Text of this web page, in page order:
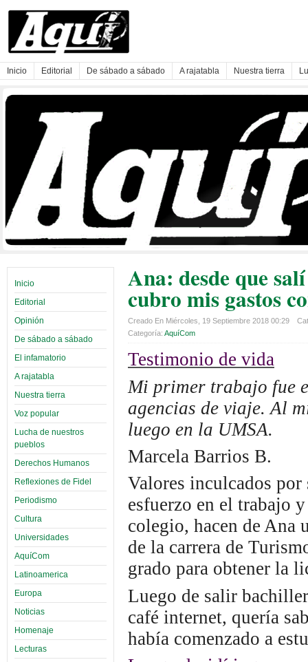
Inicio Editorial De sábado a sábado A rajatabla Nuestra tierra
Inicio
Editorial
Opinión
De sábado a sábado
El infamatorio
A rajatabla
Nuestra tierra
Voz popular
Lucha de nuestros
pueblos
Derechos Humanos
Reflexiones de Fidel
Periodismo
Cultura
Universidades
AquíCom
Latinoamerica
Europa
Noticias
Homenaje
Lecturas
Ana: desde que
cubro mis gastos
Creado En Miércoles, 19 Septiembre 2018 00:29
Categoría: AquíCom
Testimonio de vida
Mi primer trabajo fue
agencias de viaje. Al
luego en la UMSA.
Marcela Barrios B.
Valores inculcados
esfuerzo en el trabajo
colegio, hacen de Ana
de la carrera de
grado para obtener la
Luego de salir
café internet, quería
había comenzado a